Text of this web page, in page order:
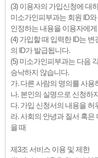
(3) 이용자의 가입신청에 대
미소가인피부과는 회원 ID
인정하는 내용을 이용자에
(4) 가입할 때 입력한 ID는
의 ID가 발급됩니다.
(5) 미소가인피부과는 다음
승낙하지 않습니다.
가. 다른 사람의 명의를 사용
나. 본인의 실명으로 신청하
다. 가입 신청서의 내용을 허
라. 사회의 안녕과 질서 혹
을 때
제3조 서비스 이용 및 제한